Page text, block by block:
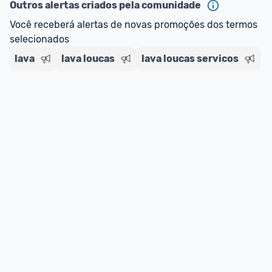
Outros alertas criados pela comunidade
Você receberá alertas de novas promoções dos termos
selecionados
lava
lava loucas lava loucas servicos